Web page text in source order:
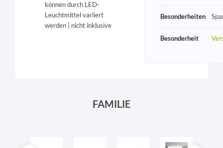
können durch LED-
Leuchtmittel variiert
werden | nicht inklusive
Besonderheiten
Besonderheit
FAMILIE